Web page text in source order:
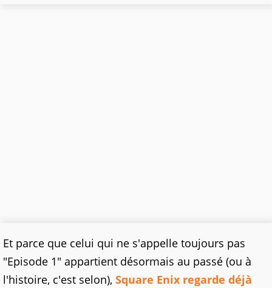
Et parce que celui qui ne s'appelle toujours pas
"Episode 1" appartient désormais au passé (ou à
l'histoire, c'est selon), Square Enix regarde déjà